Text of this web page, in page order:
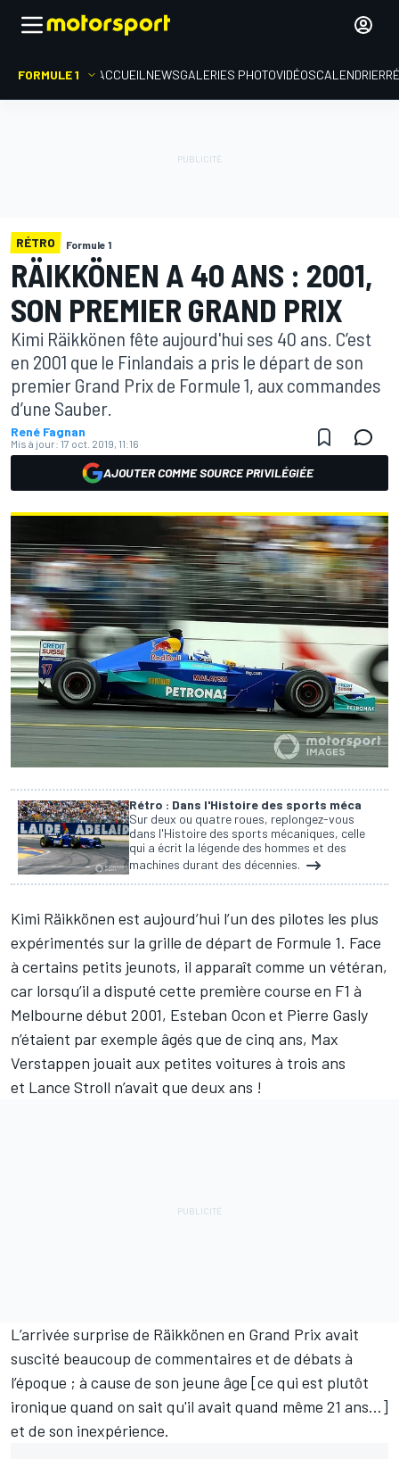
FORMULE 1 ACCUEIL NEWSGALERIES PHOTOVIDÉOSCALENDRIER
RÉTRO Formule 1
RÄIKKÖNEN A 40 ANS : 2001,
SON PREMIER GRAND PRIX
Kimi Räikkönen fête aujourd'hui ses 40 ans. C’est
en 2001 que le Finlandais a pris le départ de son
premier Grand Prix de Formule 1, aux commandes
d’une Sauber.
René Fagnan
Mis à jour: 17 oct. 2019, 11:16
AJOUTER COMME SOURCE PRIVILÉGIÉE
Rétro : Dans l'Histoire des sports méca
Sur deux ou quatre roues, replongez-vous
dans l'Histoire des sports mécaniques, celle
qui a écrit la légende des hommes et des
machines durant des décennies.
Kimi Räikkönen est aujourd’hui l’un des pilotes les plus
expérimentés sur la grille de départ de Formule 1. Face
à certains petits jeunots, il apparaît comme un vétéran,
car lorsqu’il a disputé cette première course en F1 à
Melbourne début 2001, Esteban Ocon et Pierre Gasly
n’étaient par exemple âgés que de cinq ans, Max
Verstappen jouait aux petites voitures à trois ans
et Lance Stroll n’avait que deux ans !
L’arrivée surprise de Räikkönen en Grand Prix avait
suscité beaucoup de commentaires et de débats à
l’époque ; à cause de son jeune âge [ce qui est plutôt
ironique quand on sait qu'il avait quand même 21 ans...]
et de son inexpérience.